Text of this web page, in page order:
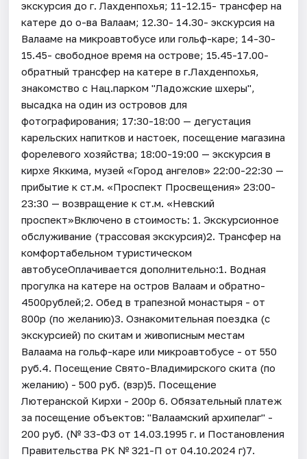
экскурсия до г. Лахденпохья; 11-12.15- трансфер на
катере до о-ва Валаам; 12.30- 14.30- экскурсия на
Валааме на микроавтобусе или гольф-каре; 14-30-
15.45- свободное время на острове; 15.45-17.00-
обратный трансфер на катере в г.Лахденпохья,
знакомство с Нац.парком "Ладожские шхеры",
высадка на один из островов для
фотографирования; 17:30-18:00 — дегустация
карельских напитков и настоек, посещение магазина
форелевого хозяйства; 18:00-19:00 — экскурсия в
кирхе Яккима, музей «Город ангелов» 22:00-22:30 —
прибытие к ст.м. «Проспект Просвещения» 23:00-
23:30 — возвращение к ст.м. «Невский
проспект»Включено в стоимость: 1. Экскурсионное
обслуживание (трассовая экскурсия)2. Трансфер на
комфортабельном туристическом
автобусеОплачивается дополнительно:1. Водная
прогулка на катере на остров Валаам и обратно-
4500рублей;2. Обед в трапезной монастыря - от
800р (по желанию)3. Ознакомительная поездка (с
экскурсией) по скитам и живописным местам
Валаама на гольф-каре или микроавтобусе - от 550
руб.4. Посещение Свято-Владимирского скита (по
желанию) - 500 руб. (взр)5. Посещение
Лютеранской Кирхи - 200р 6. Обязательный платеж
за посещение объектов: "Валаамский архипелаг" -
200 руб. (№ 33-ФЗ от 14.03.1995 г. и Постановления
Правительства РК № 321-П от 04.10.2024 г)7.